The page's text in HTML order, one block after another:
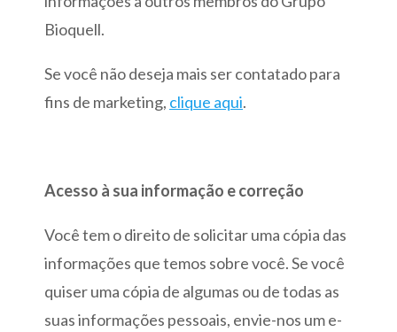
Bioquell.
Se você não deseja mais ser contatado para
fins de marketing, clique aqui.
Acesso à sua informação e correção
Você tem o direito de solicitar uma cópia das
informações que temos sobre você. Se você
quiser uma cópia de algumas ou de todas as
suas informações pessoais, envie-nos um e-